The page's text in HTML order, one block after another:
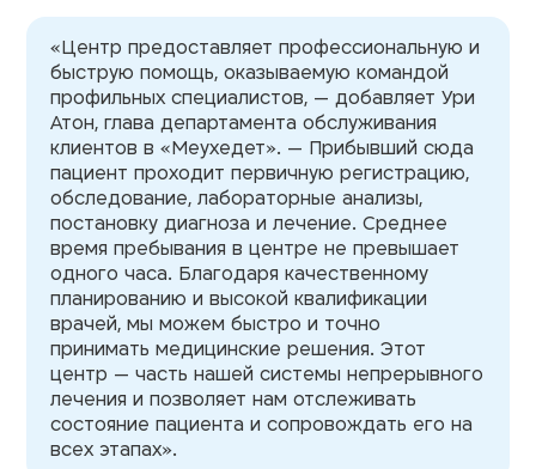
«Центр предоставляет профессиональную и
быструю помощь, оказываемую командой
профильных специалистов, — добавляет Ури
Атон, глава департамента обслуживания
клиентов в «Меухедет». — Прибывший сюда
пациент проходит первичную регистрацию,
обследование, лабораторные анализы,
постановку диагноза и лечение. Среднее
время пребывания в центре не превышает
одного часа. Благодаря качественному
планированию и высокой квалификации
врачей, мы можем быстро и точно
принимать медицинские решения. Этот
центр — часть нашей системы непрерывного
лечения и позволяет нам отслеживать
состояние пациента и сопровождать его на
всех этапах».